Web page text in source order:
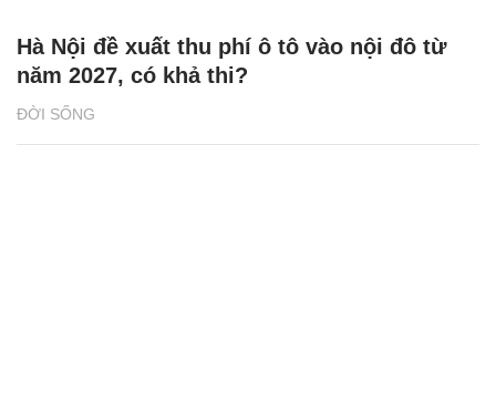
ĐỜI SỐNG
Hà Nội đề xuất thu phí ô tô vào nội đô từ
năm 2027, có khả thi?